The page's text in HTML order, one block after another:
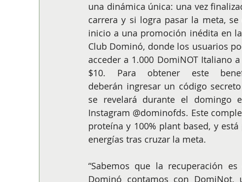
una dinámica única: una vez
carrera y si logra pasar la meta, se
inicio a una promoción inédita en
Club Dominó, donde los usuarios
acceder a 1.000 DomiNOT Italiano
$10. Para obtener este
deberán ingresar un código
se revelará durante el domingo
Instagram @dominofds. Este
proteína y 100% plant based, y
energías tras cruzar la meta.
“Sabemos que la recuperación
Dominó contamos con